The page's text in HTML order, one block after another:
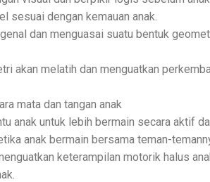
sesuai dengan kemauan anak.
dan menguasai suatu bentuk
akan melatih dan menguatkan
mata dan tangan anak
anak untuk lebih bermain secara aktif
anak bermain bersama teman-
keterampilan motorik halus